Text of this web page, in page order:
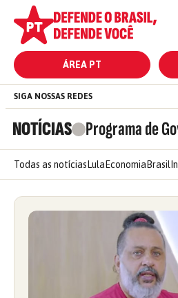
ÁREA PT
NOTÍCIAS Programa de
SIGA NOSSAS REDES
Todas as notícias Lula Economia Brasil